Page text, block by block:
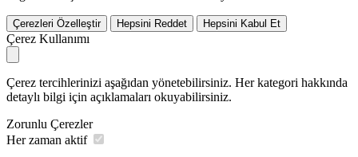
Çerezleri Özelleştir Hepsini Reddet Hepsini Kabul Et
Çerez Kullanımı
Çerez tercihlerinizi aşağıdan yönetebilirsiniz. Her kategori hakkında
detaylı bilgi için açıklamaları okuyabilirsiniz.
Zorunlu Çerezler
Her zaman aktif